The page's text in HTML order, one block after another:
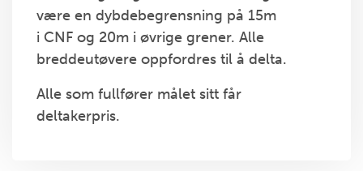
være en dybdebegrensning på 15m
i CNF og 20m i øvrige grener. Alle
breddeutøvere oppfordres til å delta.
Alle som fullfører målet sitt får
deltakerpris.